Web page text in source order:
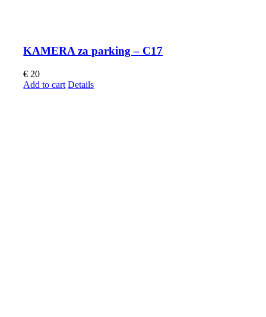
KAMERA za parking – C17
€ 20
Add to cart Details